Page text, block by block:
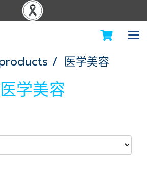
医学美容
医学美容